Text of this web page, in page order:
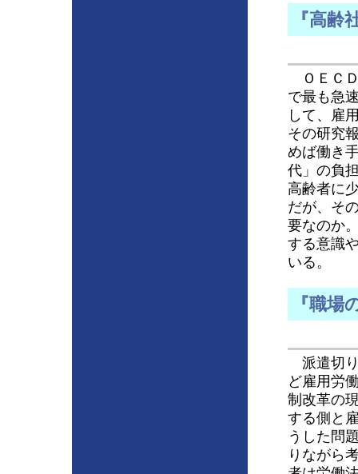
『高齢
ＯＥＣ
で最も急
して、雇
その研究
めば働き
代」の負
高齢者に
だが、そ
要なのか
する意識
いる。
『職場
派遣切
ど雇用労
制改革の
する側と
うした問
りながら